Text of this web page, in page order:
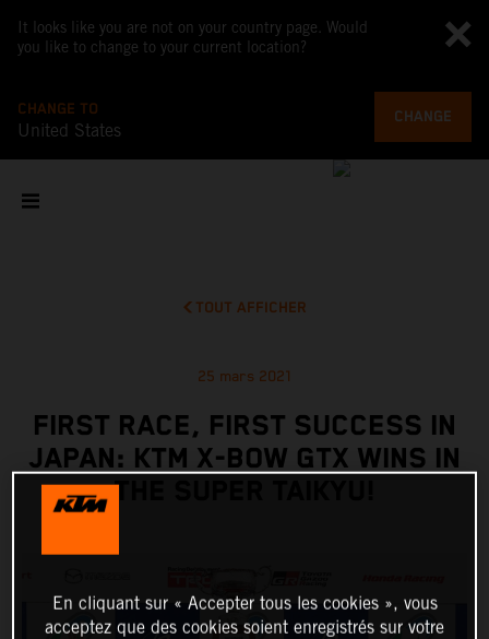
It looks like you are not on your country page. Would
you like to change to your current location?
CHANGE TO
United States
CHANGE
TOUT AFFICHER
25 mars 2021
FIRST RACE, FIRST SUCCESS IN
JAPAN: KTM X-BOW GTX WINS IN
THE SUPER TAIKYU!
En cliquant sur « Accepter tous les cookies », vous
acceptez que des cookies soient enregistrés sur votre